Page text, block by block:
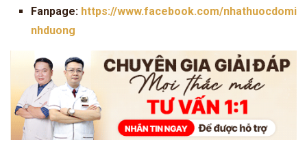
Fanpage: https://www.facebook.com/nhathuocdomi
nhduong